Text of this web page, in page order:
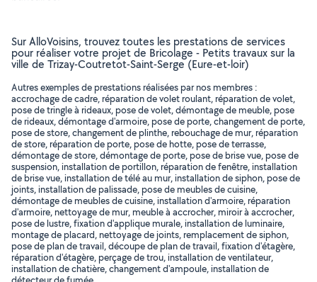
Sur AlloVoisins, trouvez toutes les prestations de services
pour réaliser votre projet de Bricolage - Petits travaux sur la
ville de Trizay-Coutretot-Saint-Serge (Eure-et-loir)
Autres exemples de prestations réalisées par nos membres :
accrochage de cadre, réparation de volet roulant, réparation de volet,
pose de tringle à rideaux, pose de volet, démontage de meuble, pose
de rideaux, démontage d'armoire, pose de porte, changement de porte,
pose de store, changement de plinthe, rebouchage de mur, réparation
de store, réparation de porte, pose de hotte, pose de terrasse,
démontage de store, démontage de porte, pose de brise vue, pose de
suspension, installation de portillon, réparation de fenêtre, installation
de brise vue, installation de télé au mur, installation de siphon, pose de
joints, installation de palissade, pose de meubles de cuisine,
démontage de meubles de cuisine, installation d'armoire, réparation
d'armoire, nettoyage de mur, meuble à accrocher, miroir à accrocher,
pose de lustre, fixation d'applique murale, installation de luminaire,
montage de placard, nettoyage de joints, remplacement de siphon,
pose de plan de travail, découpe de plan de travail, fixation d'étagère,
réparation d'étagère, perçage de trou, installation de ventilateur,
installation de chatière, changement d'ampoule, installation de